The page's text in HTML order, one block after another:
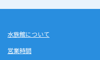
水族館について
営業時間